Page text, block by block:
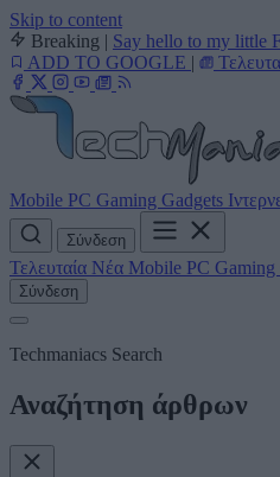
Skip to content
Breaking | Say hello to my little
ADD TO GOOGLE |
Mobile PC Gaming Gadgets
Σύνδεση
Τελευταία Νέα Mobile PC Gaming
Σύνδεση
Techmaniacs Search
Αναζήτηση άρθρων